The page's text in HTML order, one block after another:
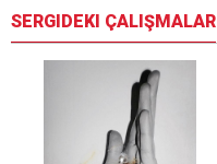
SERGIDEKI ÇALIŞMALAR